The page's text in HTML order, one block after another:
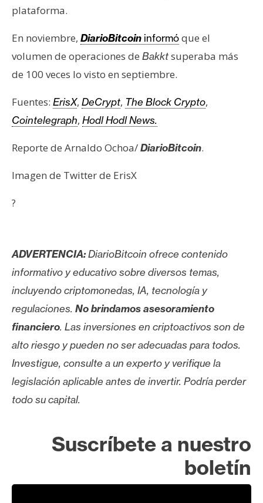
plataforma.
En noviembre, DiarioBitcoin informóque el
volumen de operaciones de Bakktsuperaba más
de 100 veces lo visto en septiembre.
Fuentes: ErisX, DeCrypt, The Block Crypto,
Cointelegraph, Hodl Hodl News.
Reporte de Arnaldo Ochoa/DiarioBitcoin.
Imagen de Twitter de ErisX
?
ADVERTENCIA:DiarioBitcoin ofrece contenido
informativo y educativo sobre diversos temas,
incluyendo criptomonedas, IA, tecnología y
regulaciones. No brindamos asesoramiento
financiero. Las inversiones en criptoactivos son de
alto riesgo y pueden no ser adecuadas para todos.
Investigue, consulte a un experto y verifique la
legislación aplicable antes de invertir. Podría perder
todo su capital.
Suscríbete a nuestro
boletín